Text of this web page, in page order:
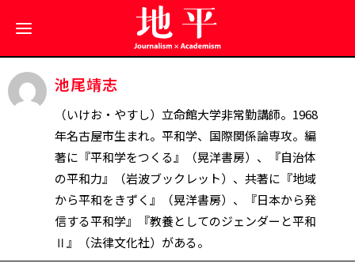
池尾靖志
（いけお・やすし）立命館大学非常勤講師。1968
年名古屋市生まれ。平和学、国際関係論専攻。編
著に『平和学をつくる』（晃洋書房）、『自治体
の平和力』（岩波ブックレット）、共著に『地域
から平和をきずく』（晃洋書房）、『日本から発
信する平和学』『教養としてのジェンダーと平和
Ⅱ』（法律文化社）がある。